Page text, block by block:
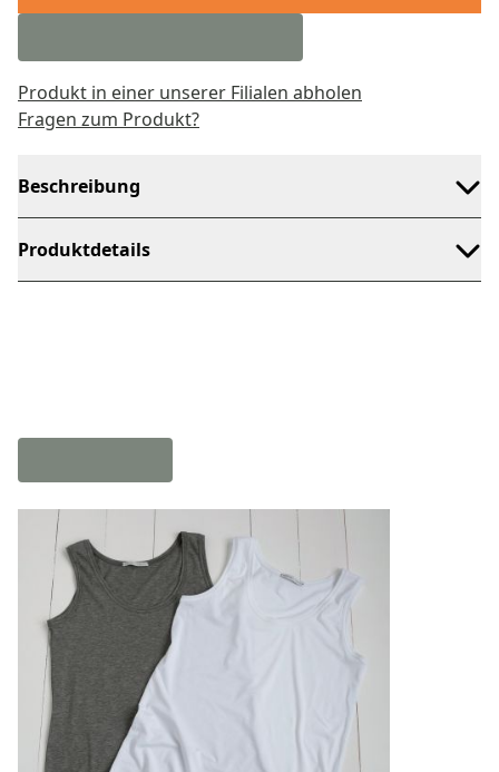
Produkt in einer unserer Filialen abholen
Fragen zum Produkt?
Beschreibung
Produktdetails